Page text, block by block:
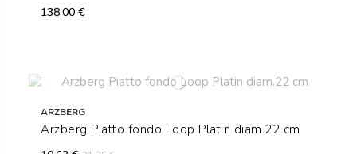
138,00 €
ARZBERG
Arzberg Piatto fondo Loop Platin diam.22 cm